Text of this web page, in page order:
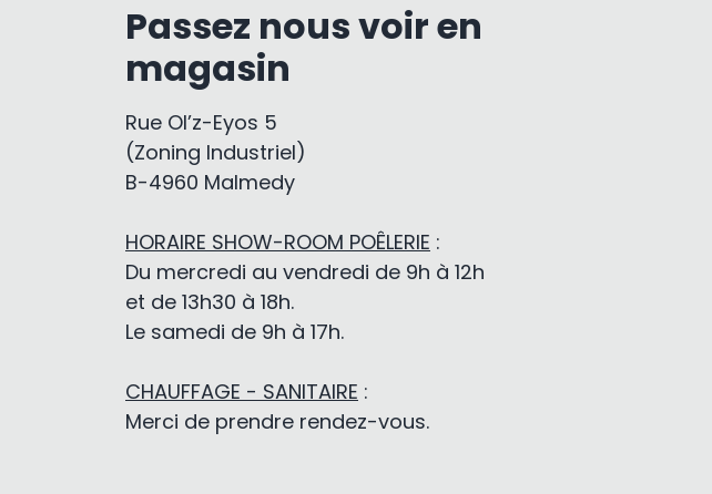
Passez nous voir en
magasin
Rue Ol’z-Eyos 5
(Zoning Industriel)
B-4960 Malmedy
HORAIRE SHOW-ROOM POÊLERIE :
Du mercredi au vendredi de 9h à 12h
et de 13h30 à 18h.
Le samedi de 9h à 17h.
CHAUFFAGE - SANITAIRE :
Merci de prendre rendez-vous.